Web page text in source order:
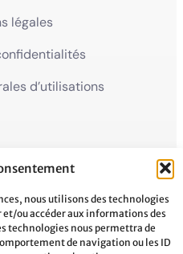
nous utilisons des technologies
et/ou accéder aux informations des
technologies nous permettra de
de navigation ou les ID
légales
d’utilisations
la population qu’un
à partir...